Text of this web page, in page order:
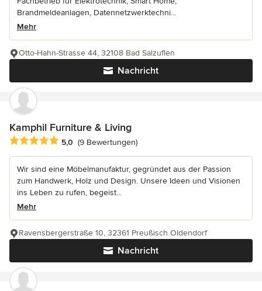
Brandmeldeanlagen, Datennetzwerktechni...
Mehr
Nachricht
Otto-Hahn-Strasse 44, 32108 Bad Salzuflen
Kamphil Furniture & Living
Durchschnittliche Bewertung: 5 von 5 Sternen
5,0 (9 Bewertungen)
Wir sind eine Möbelmanufaktur, gegründet aus der Passion
zum Handwerk, Holz und Design. Unsere Ideen und Visionen
ins Leben zu rufen, begeist...
Mehr
Nachricht
Ravensbergerstraße 10, 32361 Preußisch Oldendorf